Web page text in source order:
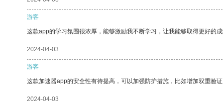
游客
这款app的学习氛围很浓厚，能够激励我不断学习，让我能够取得更好的
2024-04-03
游客
这款加速器app的安全性有待提高，可以加强防护措施，比如增加双重验
2024-04-03